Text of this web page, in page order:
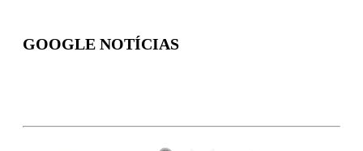
GOOGLE NOTÍCIAS